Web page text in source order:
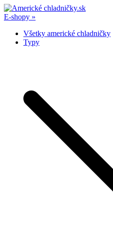
Skip
to
E-shopy »
Všetky americké chladničky
Typy